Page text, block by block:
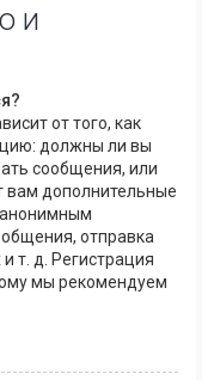
и
от того, как
должны ли вы
сообщения, или
вам дополнительные
отправка
т. д. Регистрация
мы рекомендуем